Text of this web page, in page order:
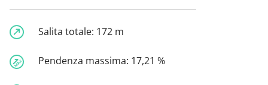
Salita totale: 172 m
Pendenza massima: 17,21 %